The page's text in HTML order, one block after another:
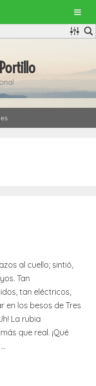
al cuello; sintió,
Tan
tan eléctricos,
en los besos de Tres
La rubia
que real. ¡Qué